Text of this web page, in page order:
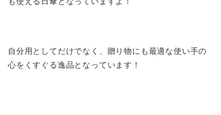
自分用としてだけでなく、贈り物にも最適な使い手の
心をくすぐる逸品となっています！